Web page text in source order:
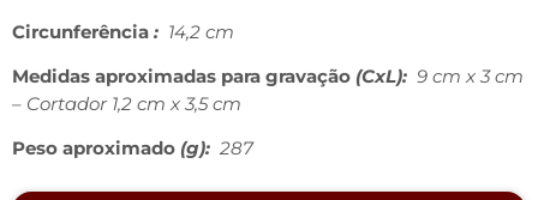
Circunferência : 14,2 cm
Medidas aproximadas para gravação (CxL): 9 cm x 3 cm
– Cortador 1,2 cm x 3,5 cm
Peso aproximado (g): 287